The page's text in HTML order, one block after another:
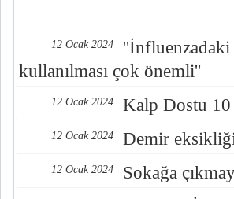
12 Ocak 2024
''İnfluenzadaki
kullanılması çok önemli''
12 Ocak 2024 Kalp Dostu 10
12 Ocak 2024 Demir
12 Ocak 2024 Sokağa